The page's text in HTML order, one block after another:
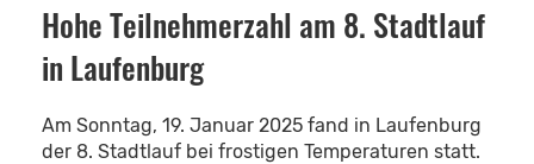
Hohe Teilnehmerzahl am 8. Stadtlauf
in Laufenburg
Am Sonntag, 19. Januar 2025 fand in Laufenburg
der 8. Stadtlauf bei frostigen Temperaturen statt.